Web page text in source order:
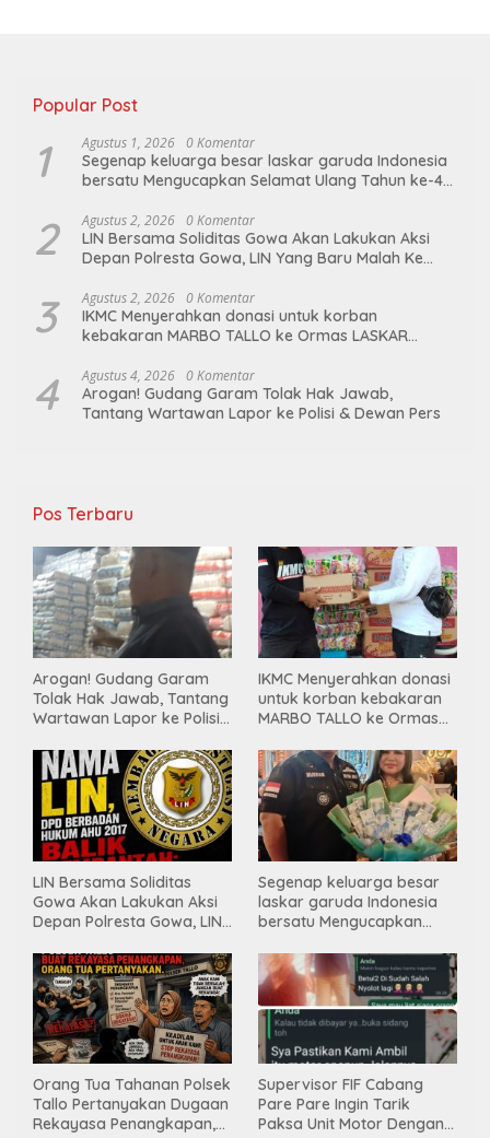
Popular Post
1 Agustus 1, 2026 0 Komentar
Segenap keluarga besar laskar garuda Indonesia
bersatu Mengucapkan Selamat Ulang Tahun ke-44
2 Agustus 2, 2026 0 Komentar
LIN Bersama Soliditas Gowa Akan Lakukan Aksi
Depan Polresta Gowa, LIN Yang Baru Malah Ke
3 Agustus 2, 2026 0 Komentar
IKMC Menyerahkan donasi untuk korban
kebakaran MARBO TALLO ke Ormas LASKAR
4 Agustus 4, 2026 0 Komentar
Arogan! Gudang Garam Tolak Hak Jawab,
Tantang Wartawan Lapor ke Polisi & Dewan Pers
Pos Terbaru
Arogan! Gudang Garam
Tolak Hak Jawab, Tantang
Wartawan Lapor ke Polisi
IKMC Menyerahkan donasi
untuk korban kebakaran
MARBO TALLO ke Ormas
INDONESIA BERSATU
LIN Bersama Soliditas
Gowa Akan Lakukan Aksi
Depan Polresta Gowa, LIN
Ge’eran Nama
Lembaganya Di Catut
Segenap keluarga besar
laskar garuda Indonesia
bersatu Mengucapkan
44 untuk ibu ketua umum
LGIB (Andi Sumarni).
Orang Tua Tahanan Polsek
Tallo Pertanyakan Dugaan
Rekayasa Penangkapan,
Supervisor FIF Cabang
Pare Pare Ingin Tarik
Paksa Unit Motor Dengan